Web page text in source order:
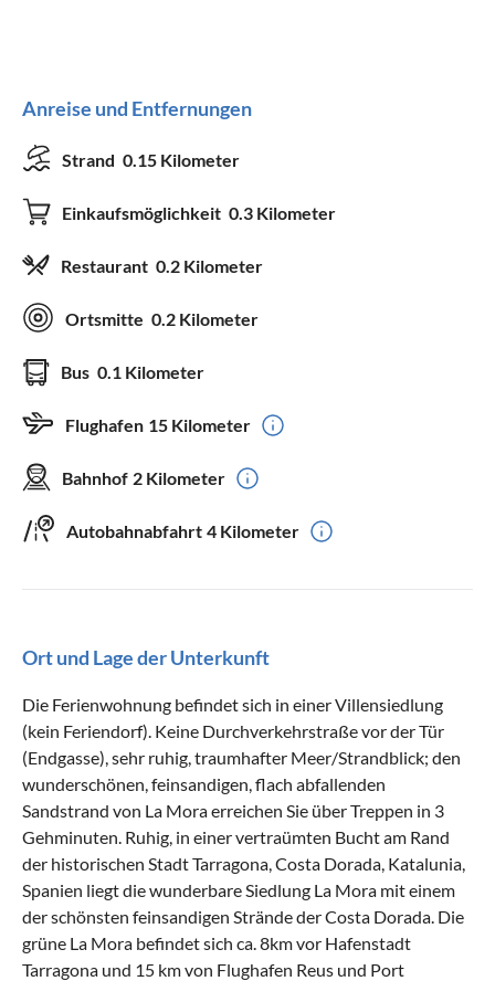
Anreise und Entfernungen
Strand 0.15 Kilometer
Einkaufsmöglichkeit 0.3 Kilometer
Restaurant 0.2 Kilometer
Ortsmitte 0.2 Kilometer
Bus 0.1 Kilometer
Flughafen 15 Kilometer
Bahnhof 2 Kilometer
Autobahnabfahrt 4 Kilometer
Ort und Lage der Unterkunft
Die Ferienwohnung befindet sich in einer Villensiedlung
(kein Feriendorf). Keine Durchverkehrstraße vor der Tür
(Endgasse), sehr ruhig, traumhafter Meer/Strandblick; den
wunderschönen, feinsandigen, flach abfallenden
Sandstrand von La Mora erreichen Sie über Treppen in 3
Gehminuten. Ruhig, in einer vertraümten Bucht am Rand
der historischen Stadt Tarragona, Costa Dorada, Katalunia,
Spanien liegt die wunderbare Siedlung La Mora mit einem
der schönsten feinsandigen Strände der Costa Dorada. Die
grüne La Mora befindet sich ca. 8km vor Hafenstadt
Tarragona und 15 km von Flughafen Reus und Port